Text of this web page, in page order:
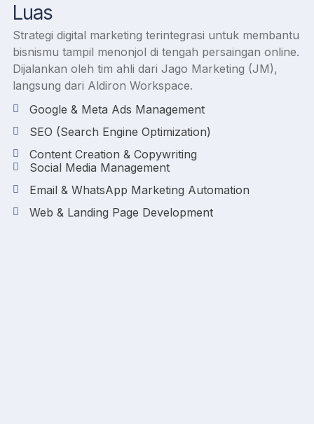
Luas
Strategi digital marketing terintegrasi untuk membantu
bisnismu tampil menonjol di tengah persaingan online.
Dijalankan oleh tim ahli dari Jago Marketing (JM),
langsung dari Aldiron Workspace.
Google & Meta Ads Management
SEO (Search Engine Optimization)
Content Creation & Copywriting
Social Media Management
Email & WhatsApp Marketing Automation
Web & Landing Page Development